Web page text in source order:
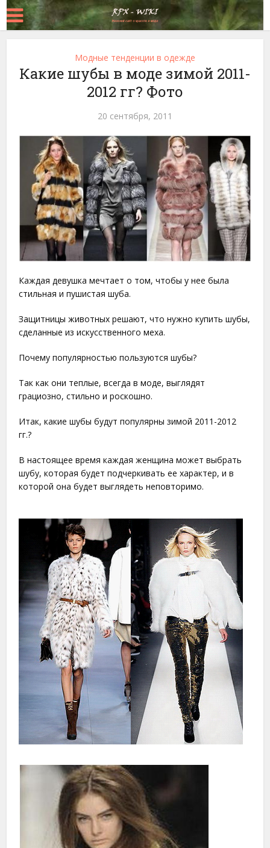
Модные тенденции в одежде
Какие шубы в моде зимой 2011-
2012 гг? Фото
20 сентября, 2011
Каждая девушка мечтает о том, чтобы у нее была
стильная и пушистая шуба.
Защитницы животных решают, что нужно купить шубы,
сделанные из искусственного меха.
Почему популярностью пользуются шубы?
Так как они теплые, всегда в моде, выглядят
грациозно, стильно и роскошно.
Итак, какие шубы будут популярны зимой 2011-2012
гг.?
В настоящее время каждая женщина может выбрать
шубу, которая будет подчеркивать ее характер, и в
которой она будет выглядеть неповторимо.